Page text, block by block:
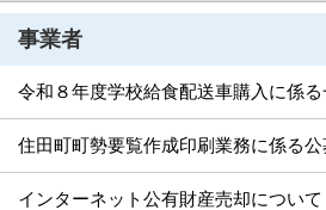
事業者
インターネット公有財産売却について